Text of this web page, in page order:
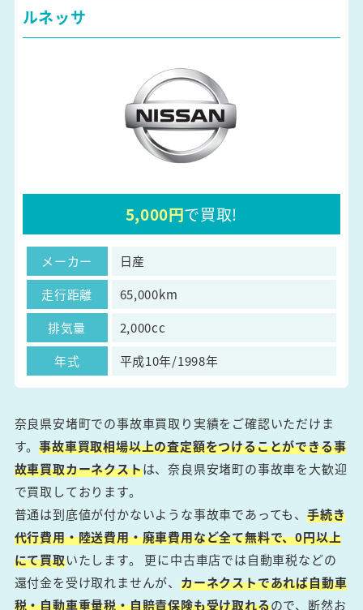
ルネッサ
5,000円で買取!
メーカー
日産
走行距離
65,000km
排気量
2,000cc
年式
平成10年/1998年
奈良県安堵町での事故車買取り実績をご確認いただけま
す。事故車買取相場以上の査定額をつけることができる事
故車買取カーネクストは、奈良県安堵町の事故車を大歓迎
で買取しております。
普通は到底値が付かないような事故車であっても、手続き
代行費用・陸送費用・廃車費用など全て無料で、0円以上
にて買取いたします。 更に中古車店では自動車税などの
還付金を受け取れませんが、カーネクストであれば自動車
税・自動車重量税・自賠責保険も受け取れるので、断然お